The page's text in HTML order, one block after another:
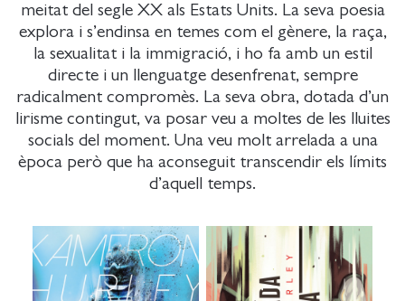
meitat del segle XX als Estats Units. La seva poesia
explora i s’endinsa en temes com el gènere, la raça,
la sexualitat i la immigració, i ho fa amb un estil
directe i un llenguatge desenfrenat, sempre
radicalment compromès. La seva obra, dotada d’un
lirisme contingut, va posar veu a moltes de les lluites
socials del moment. Una veu molt arrelada a una
època però que ha aconseguit transcendir els límits
d’aquell temps.